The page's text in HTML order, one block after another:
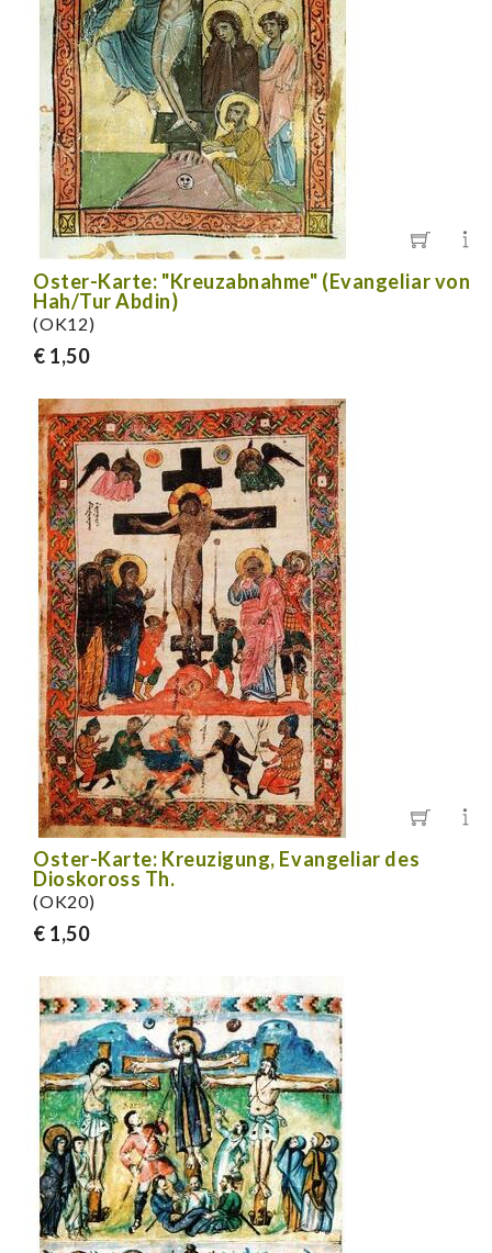
Oster-Karte: "Kreuzabnahme" (Evangeliar von
Hah/Tur Abdin)
(OK12)
€ 1,50
Oster-Karte: Kreuzigung, Evangeliar des
Dioskoross Th.
(OK20)
€ 1,50